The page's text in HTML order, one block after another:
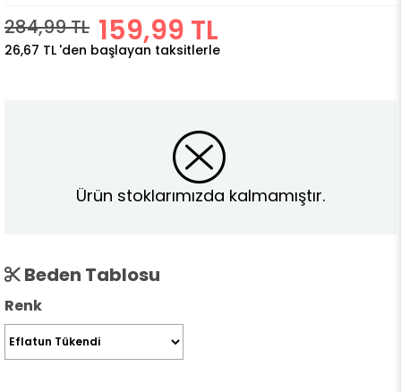
284,99 TL 159,99 TL
26,67 TL 'den başlayan taksitlerle
Ürün stoklarımızda kalmamıştır.
Beden Tablosu
Renk